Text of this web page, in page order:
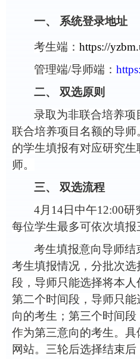
一、 系统登录地址
考生端： https://
管理端/导师端：
二、
双选原则
录取为非联合培养
联合培养项目名额的导师
的学生填报有对应研究
师。
三、
双选流程
4月 14日中午12:00研
每位学生最多可依次填报
考生填报意向导师
考生填报情况，分批次选
段，导师只能选择将本人
第二个时间段，导师只
向的考生；第三个时间
作为第三意向的考生。
网站。三轮后选择结束